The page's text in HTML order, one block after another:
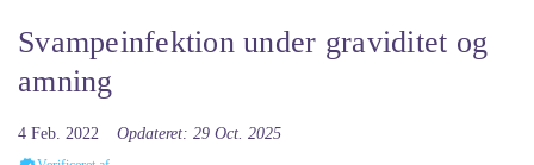
Svampeinfektion under graviditet og
amning
4 Feb. 2022 Opdateret: 29 Oct. 2025